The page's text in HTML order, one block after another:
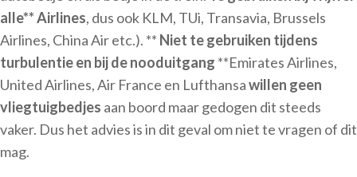
alle** Airlines, dus ook KLM, TUi, Transavia, Brussels
Airlines, China Air etc.). ** Niet te gebruiken tijdens
turbulentie en bij de nooduitgang **Emirates Airlines,
United Airlines, Air France en Lufthansawillen geen
vliegtuigbedjes aan boord maar gedogen dit steeds
vaker. Dus het advies is in dit geval om niet te vragen of dit
mag.